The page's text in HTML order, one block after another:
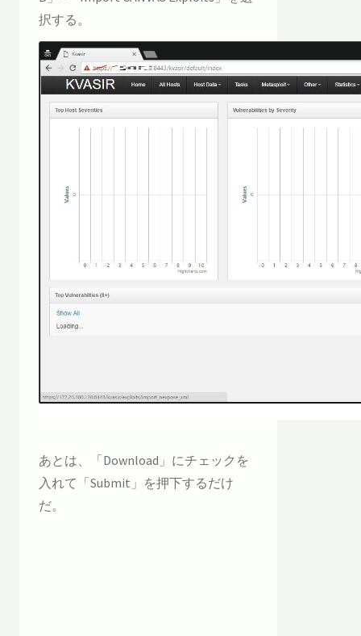
択する。
あとは、「Download」にチェックを
入れて「Submit」を押下するだけ
だ。